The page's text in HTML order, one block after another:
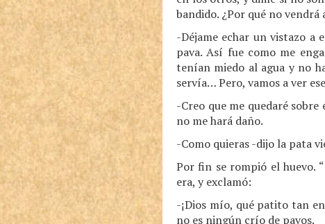
bandido. ¿Por qué no vendrá
-Déjame echar un vistazo a
pava. Así fue como me
tenían miedo al agua y no
servía… Pero, vamos a ver
-Creo que me quedaré
no me hará daño.
-Como quieras -dijo la pata
Por fin se rompió el huevo.
era, y exclamó:
-¡Dios mío, qué patito tan
no es ningún crío de pavos.